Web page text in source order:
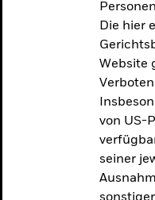
Entdecken Sie
Aktuelle
Die hier
Website
von US-
seiner